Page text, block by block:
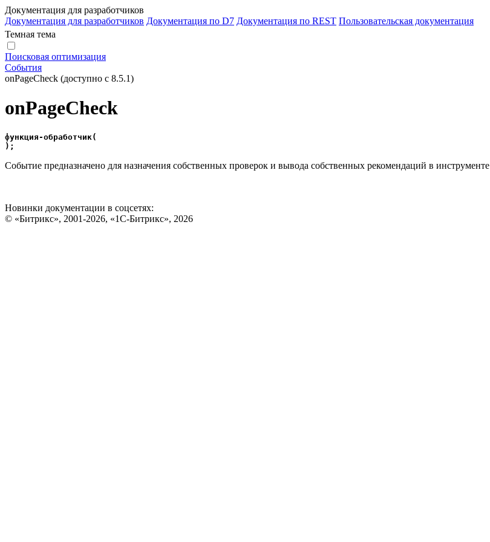
Документация для разработчиков
Документация для разработчиков Документация по D7 Документация по REST Пользовательская документация
Темная тема
Поисковая оптимизация
События
onPageCheck (доступно с 8.5.1)
onPageCheck
функция-обработчик(
);
Событие предназначено для назначения собственных проверок и вывода собственных рекомендаций в инструменте
Новинки документации в соцсетях:
© «Битрикс», 2001-2026, «1С-Битрикс», 2026